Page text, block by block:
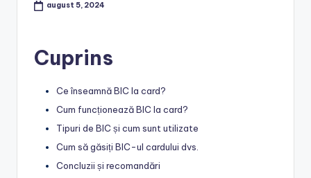
august 5, 2024
Cuprins
Ce înseamnă BIC la card?
Cum funcționează BIC la card?
Tipuri de BIC și cum sunt utilizate
Cum să găsiți BIC-ul cardului dvs.
Concluzii și recomandări